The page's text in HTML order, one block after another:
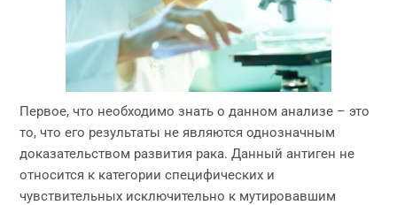
Первое, что необходимо знать о данном анализе – это
то, что его результаты не являются однозначным
доказательством развития рака. Данный антиген не
относится к категории специфических и
чувствительных исключительно к мутировавшим